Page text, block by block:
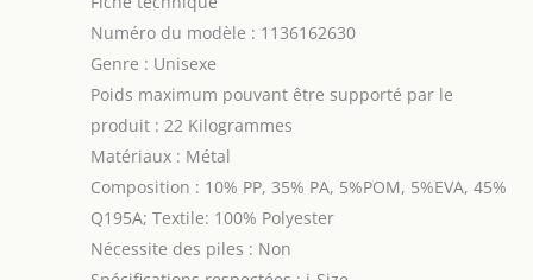
Numéro du modèle : 1136162630
Genre : Unisexe
Poids maximum pouvant être supporté par le
produit : 22 Kilogrammes
Matériaux : Métal
Composition : 10% PP, 35% PA, 5%POM, 5%EVA, 45%
Q195A; Textile: 100% Polyester
Nécessite des piles : Non